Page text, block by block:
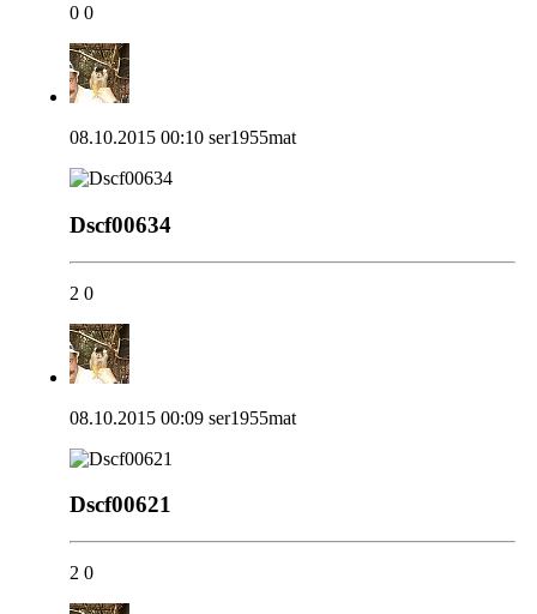
0 0
08.10.2015 00:10 ser1955mat
Dscf00634
2 0
08.10.2015 00:09 ser1955mat
Dscf00621
2 0